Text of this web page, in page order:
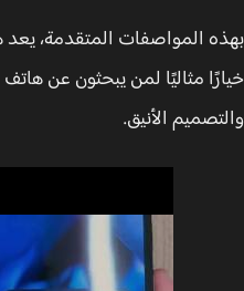
مثاليًا لمن يبحثون عن هاتف
الأنيق.